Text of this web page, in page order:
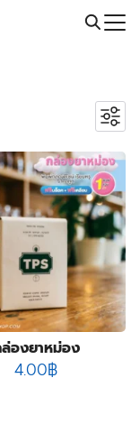
Line: @thaiprintshop
องยาหม่อง
4.00฿